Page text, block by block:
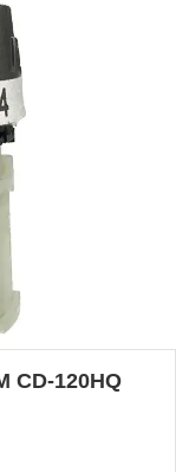
CD-120HQ